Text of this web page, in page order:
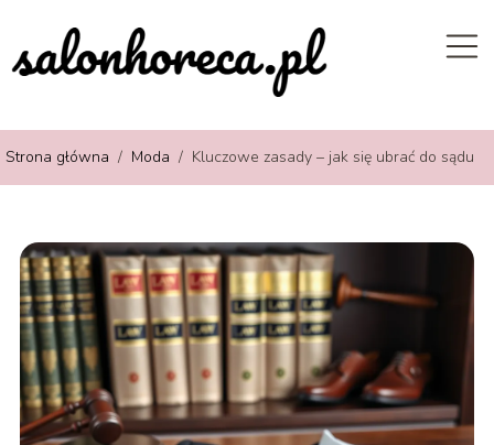
Strona główna / Moda / Kluczowe zasady – jak się ubrać do sądu